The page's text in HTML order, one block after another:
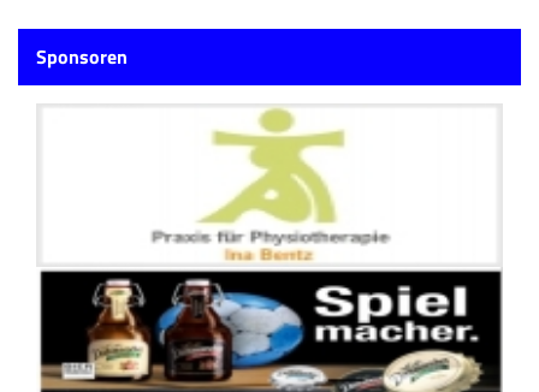
Sponsoren